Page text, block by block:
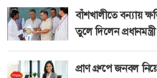
বাঁশখালীতে বন্যায়
তুলে দিলেন প্রধানমন্ত্রী
প্রাণ গ্রুপে জনবল